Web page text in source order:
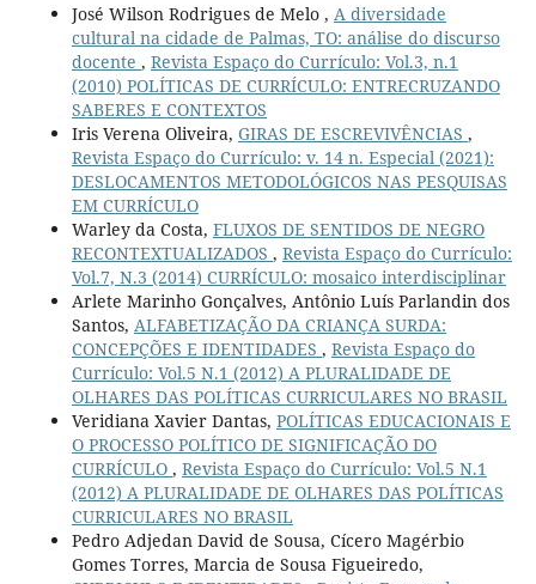
José Wilson Rodrigues de Melo , A diversidade
cultural na cidade de Palmas, TO: análise do discurso
docente , Revista Espaço do Currículo: Vol.3, n.1
(2010) POLÍTICAS DE CURRÍCULO: ENTRECRUZANDO
SABERES E CONTEXTOS
Iris Verena Oliveira, GIRAS DE ESCREVIVÊNCIAS ,
Revista Espaço do Currículo: v. 14 n. Especial (2021):
DESLOCAMENTOS METODOLÓGICOS NAS PESQUISAS
EM CURRÍCULO
Warley da Costa, FLUXOS DE SENTIDOS DE NEGRO
RECONTEXTUALIZADOS , Revista Espaço do Currículo:
Vol.7, N.3 (2014) CURRÍCULO: mosaico interdisciplinar
Arlete Marinho Gonçalves, Antônio Luís Parlandin dos
Santos, ALFABETIZAÇÃO DA CRIANÇA SURDA:
CONCEPÇÕES E IDENTIDADES , Revista Espaço do
Currículo: Vol.5 N.1 (2012) A PLURALIDADE DE
OLHARES DAS POLÍTICAS CURRICULARES NO BRASIL
Veridiana Xavier Dantas, POLÍTICAS EDUCACIONAIS E
O PROCESSO POLÍTICO DE SIGNIFICAÇÃO DO
CURRÍCULO , Revista Espaço do Currículo: Vol.5 N.1
(2012) A PLURALIDADE DE OLHARES DAS POLÍTICAS
CURRICULARES NO BRASIL
Pedro Adjedan David de Sousa, Cícero Magérbio
Gomes Torres, Marcia de Sousa Figueiredo,